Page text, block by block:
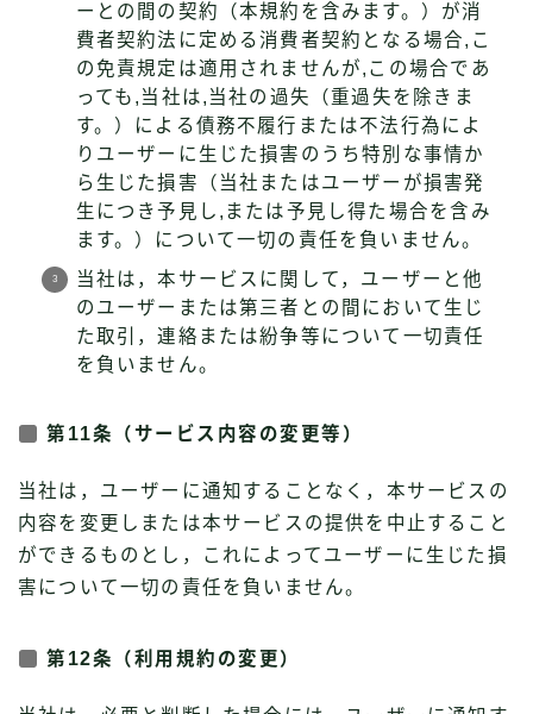
ーとの間の契約（本規約を含みます。）が消
費者契約法に定める消費者契約となる場合,こ
の免責規定は適用されませんが,この場合であ
っても,当社は,当社の過失（重過失を除きま
す。）による債務不履行または不法行為によ
りユーザーに生じた損害のうち特別な事情か
ら生じた損害（当社またはユーザーが損害発
生につき予見し,または予見し得た場合を含み
ます。）について一切の責任を負いません。
当社は，本サービスに関して，ユーザーと他
のユーザーまたは第三者との間において生じ
た取引，連絡または紛争等について一切責任
を負いません。
第11条（サービス内容の変更等）
当社は，ユーザーに通知することなく，本サービスの
内容を変更しまたは本サービスの提供を中止すること
ができるものとし，これによってユーザーに生じた損
害について一切の責任を負いません。
第12条（利用規約の変更）